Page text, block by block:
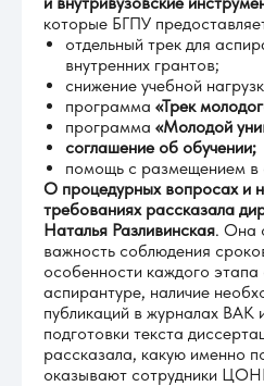
которые БГПУ
отдельный трек для
внутренних грантов;
снижение учебной
программа «Трек
программа «Молодой
соглашение об обучении;
помощь с размещением в
О процедурных вопросах и
требованиях рассказала
Наталья Разливинская. Она
важность соблюдения
особенности каждого этапа
аспирантуре, наличие
публикаций в журналах ВАК
подготовки текста
рассказала, какую именно
оказывают сотрудники